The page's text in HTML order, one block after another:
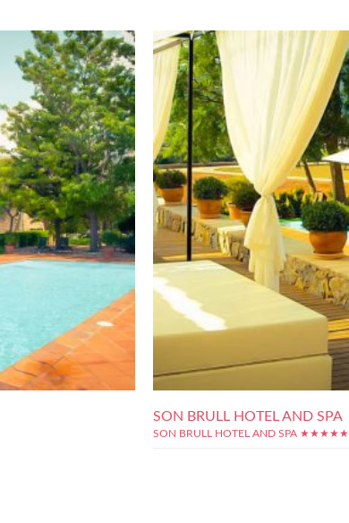
SON BRULL HOTEL AND SPA
SON BRULL HOTEL AND SPA ★★★★★